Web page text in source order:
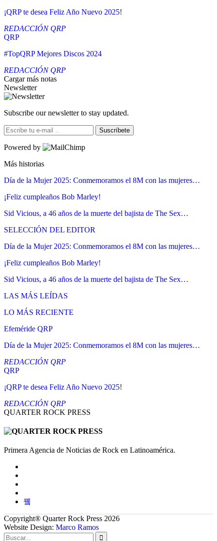
¡QRP te desea Feliz Año Nuevo 2025!
REDACCIÓN QRP
QRP
#TopQRP Mejores Discos 2024
REDACCIÓN QRP
Cargar más notas
Newsletter
Subscribe our newsletter to stay updated.
Suscríbete
Powered by
Más historias
Día de la Mujer 2025: Conmemoramos el 8M con las mujeres…
¡Feliz cumpleaños Bob Marley!
Sid Vicious, a 46 años de la muerte del bajista de The Sex…
SELECCIÓN DEL EDITOR
Día de la Mujer 2025: Conmemoramos el 8M con las mujeres…
¡Feliz cumpleaños Bob Marley!
Sid Vicious, a 46 años de la muerte del bajista de The Sex…
LAS MÁS LEÍDAS
LO MÁS RECIENTE
Efeméride QRP
Día de la Mujer 2025: Conmemoramos el 8M con las mujeres…
REDACCIÓN QRP
QRP
¡QRP te desea Feliz Año Nuevo 2025!
REDACCIÓN QRP
QUARTER ROCK PRESS
Primera Agencia de Noticias de Rock en Latinoamérica.
Copyright® Quarter Rock Press 2026
Website Design: Marco Ramos